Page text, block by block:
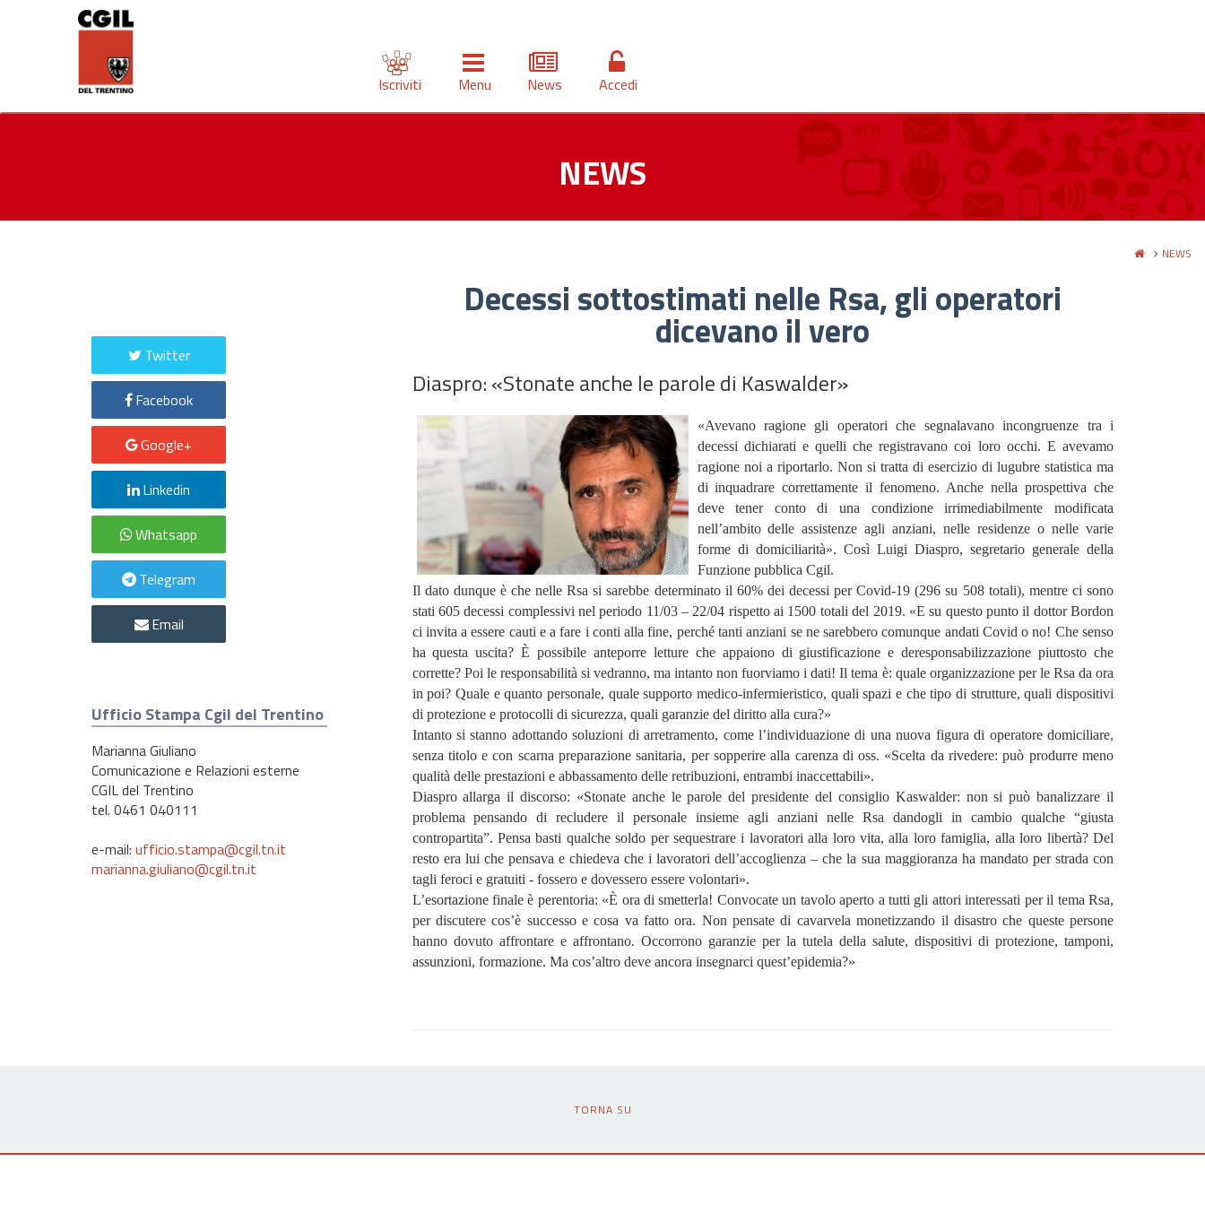
Iscriviti Menu News Accedi
NEWS
NEWS
Decessi sottostimati nelle Rsa, gli operatori
dicevano il vero
Diaspro: «Stonate anche le parole di Kaswalder»
«Avevano ragione gli operatori che segnalavano incongruenze tra i
decessi dichiarati e quelli che registravano coi loro occhi. E avevamo
ragione noi a riportarlo. Non si tratta di esercizio di lugubre statistica ma
di inquadrare correttamente il fenomeno. Anche nella prospettiva che
deve tener conto di una condizione irrimediabilmente modificata
nell’ambito delle assistenze agli anziani, nelle residenze o nelle varie
forme di domiciliarità». Così Luigi Diaspro, segretario generale della
Funzione pubblica Cgil.
Il dato dunque è che nelle Rsa si sarebbe determinato il 60% dei decessi per Covid-19 (296 su 508 totali), mentre ci sono
stati 605 decessi complessivi nel periodo 11/03 – 22/04 rispetto ai 1500 totali del 2019. «E su questo punto il dottor Bordon
ci invita a essere cauti e a fare i conti alla fine, perché tanti anziani se ne sarebbero comunque andati Covid o no! Che senso
ha questa uscita? È possibile anteporre letture che appaiono di giustificazione e deresponsabilizzazione piuttosto che
corrette? Poi le responsabilità si vedranno, ma intanto non fuorviamo i dati! Il tema è: quale organizzazione per le Rsa da ora
in poi? Quale e quanto personale, quale supporto medico-infermieristico, quali spazi e che tipo di strutture, quali dispositivi
di protezione e protocolli di sicurezza, quali garanzie del diritto alla cura?»
Intanto si stanno adottando soluzioni di arretramento, come l’individuazione di una nuova figura di operatore domiciliare,
senza titolo e con scarna preparazione sanitaria, per sopperire alla carenza di oss. «Scelta da rivedere: può produrre meno
qualità delle prestazioni e abbassamento delle retribuzioni, entrambi inaccettabili».
Diaspro allarga il discorso: «Stonate anche le parole del presidente del consiglio Kaswalder: non si può banalizzare il
problema pensando di recludere il personale insieme agli anziani nelle Rsa dandogli in cambio qualche “giusta
contropartita”. Pensa basti qualche soldo per sequestrare i lavoratori alla loro vita, alla loro famiglia, alla loro libertà? Del
resto era lui che pensava e chiedeva che i lavoratori dell’accoglienza – che la sua maggioranza ha mandato per strada con
tagli feroci e gratuiti - fossero e dovessero essere volontari».
L’esortazione finale è perentoria: «È ora di smetterla! Convocate un tavolo aperto a tutti gli attori interessati per il tema Rsa,
per discutere cos’è successo e cosa va fatto ora. Non pensate di cavarvela monetizzando il disastro che queste persone
hanno dovuto affrontare e affrontano. Occorrono garanzie per la tutela della salute, dispositivi di protezione, tamponi,
assunzioni, formazione. Ma cos’altro deve ancora insegnarci quest’epidemia?»
Twitter
Facebook
Google+
Linkedin
Whatsapp
Telegram
Email
Ufficio Stampa Cgil del Trentino
Marianna Giuliano
Comunicazione e Relazioni esterne
CGIL del Trentino
tel. 0461 040111
e-mail: ufficio.stampa@cgil.tn.it
marianna.giuliano@cgil.tn.it
TORNA SU